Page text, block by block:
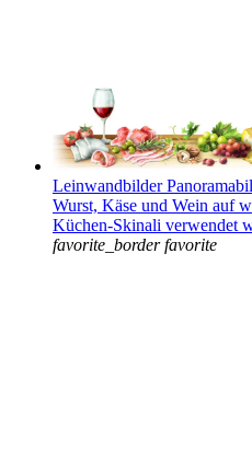
Leinwandbilder
Wurst, Käse und Wein auf
Küchen-Skinali verwendet
favorite_border favorite